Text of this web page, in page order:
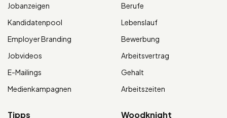
Jobanzeigen
Kandidatenpool
Employer Branding
Jobvideos
E-Mailings
Medienkampagnen
Berufe
Lebenslauf
Bewerbung
Arbeitsvertrag
Gehalt
Arbeitszeiten
Tipps Woodknight